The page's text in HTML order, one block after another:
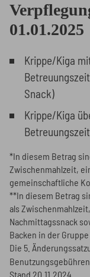
01.01.2025
Krippe/Kiga
Snack)
Krippe/Kiga
*In diesem Betrag
Zwischenmahlzeit,
gemeinschaftliche
**In diesem Betrag
als
Nachmittagssnack
Backen in der
Die 5.
Stand 20.11.2024